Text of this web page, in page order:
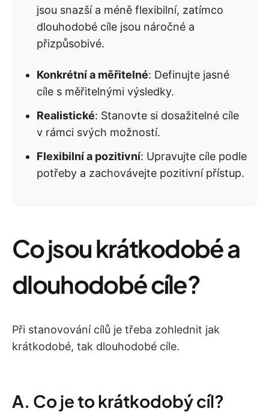
jsou snazší a méně flexibilní, zatímco
dlouhodobé cíle jsou náročné a
přizpůsobivé.
Konkrétní a měřitelné: Definujte jasné
cíle s měřitelnými výsledky.
Realistické: Stanovte si dosažitelné cíle
v rámci svých možností.
Flexibilní a pozitivní: Upravujte cíle podle
potřeby a zachovávejte pozitivní přístup.
Co jsou krátkodobé a
dlouhodobé cíle?
Při stanovování cílů je třeba zohlednit jak
krátkodobé, tak dlouhodobé cíle.
A. Co je to krátkodobý cíl?